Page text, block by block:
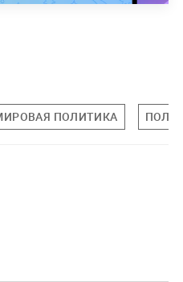
ПОЛИТИКА